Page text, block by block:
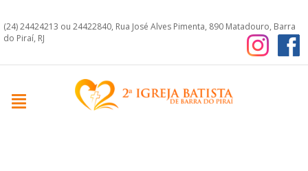
(24) 24424213 ou 24422840, Rua José Alves Pimenta, 890 Matadouro, Barra
do Piraí, RJ